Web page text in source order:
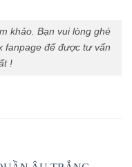
khảo. Bạn vui lòng ghé
fanpage để được tư vấn
!